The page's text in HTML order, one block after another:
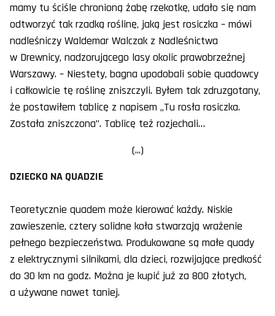
mamy tu ściśle chronioną żabę rzekotkę, udało się nam
odtworzyć tak rzadką roślinę, jaką jest rosiczka – mówi
nadleśniczy Waldemar Walczak z Nadleśnictwa
w Drewnicy, nadzorującego lasy okolic prawobrzeżnej
Warszawy. – Niestety, bagna upodobali sobie quadowcy
i całkowicie tę roślinę zniszczyli. Byłem tak zdruzgotany,
że postawiłem tablicę z napisem „Tu rosła rosiczka.
Została zniszczona”. Tablicę też rozjechali…
(...)
DZIECKO NA QUADZIE
Teoretycznie quadem może kierować każdy. Niskie
zawieszenie, cztery solidne koła stwarzają wrażenie
pełnego bezpieczeństwa. Produkowane są małe quady
z elektrycznymi silnikami, dla dzieci, rozwijające prędkość
do 30 km na godz. Można je kupić już za 800 złotych,
a używane nawet taniej.